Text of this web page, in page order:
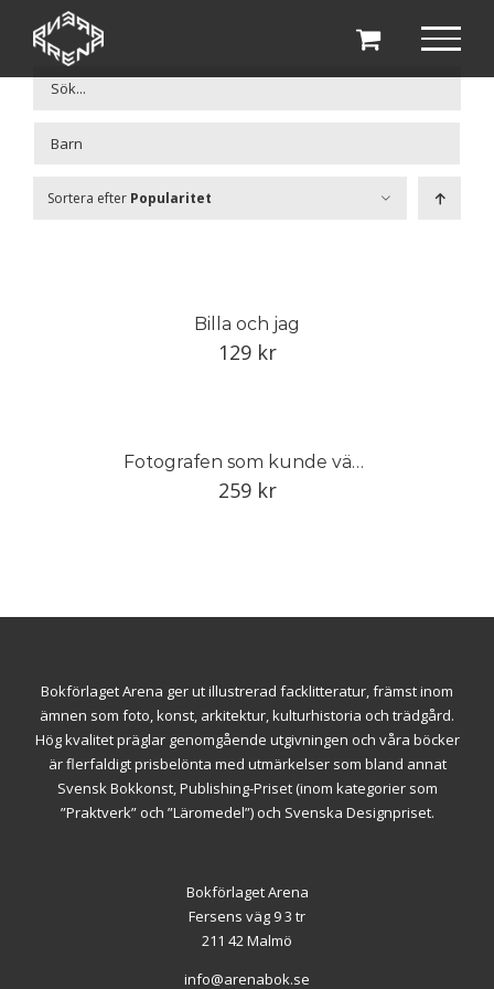
Fortsätt
innehållet
Sortera efter Popularitet
Billa och jag
129 kr
Fotografen som kunde vänta
259 kr
Bokförlaget Arena ger ut illustrerad facklitteratur, främst inom
ämnen som foto, konst, arkitektur, kulturhistoria och trädgård.
Hög kvalitet präglar genomgående utgivningen och våra böcker
är flerfaldigt prisbelönta med utmärkelser som bland annat
Svensk Bokkonst, Publishing-Priset (inom kategorier som
”Praktverk” och ”Läromedel”) och Svenska Designpriset.
Bokförlaget Arena
Fersens väg 9 3 tr
211 42 Malmö
info@arenabok.se